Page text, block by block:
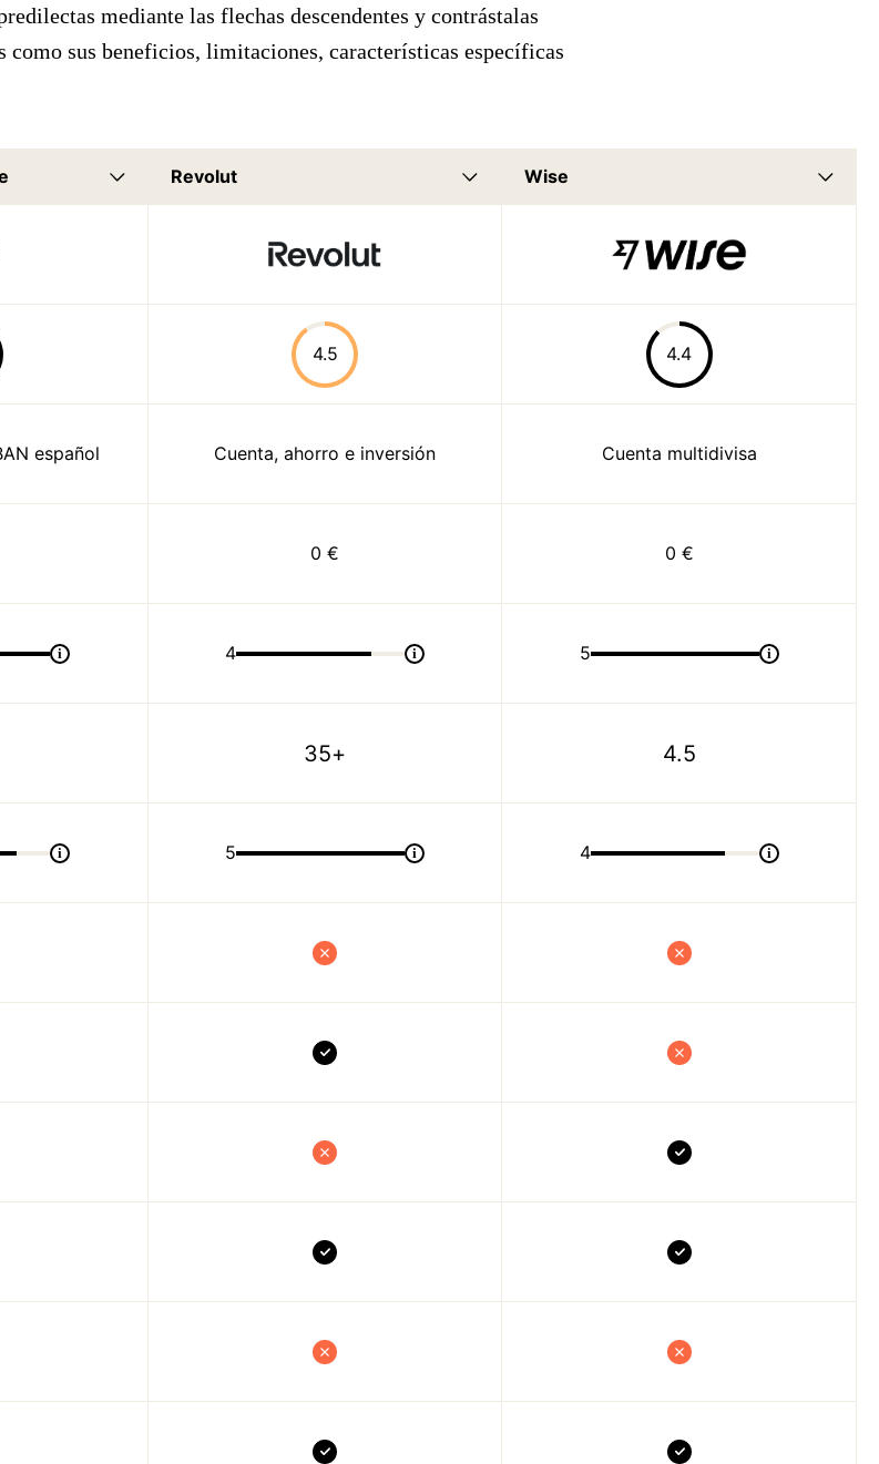
mediante las flechas descendentes y contrástalas
como sus beneficios, limitaciones, características específicas
español
i
i
4.5
Cuenta, ahorro e inversión
0 €
4 i
35+
5 i
4.4
Cuenta multidivisa
0 €
5 i
4.5
4 i